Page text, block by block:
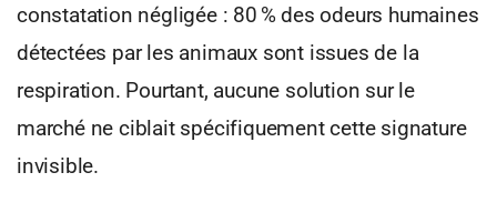
constatation négligée : 80 % des odeurs humaines
détectées par les animaux sont issues de la
respiration. Pourtant, aucune solution sur le
marché ne ciblait spécifiquement cette signature
invisible.